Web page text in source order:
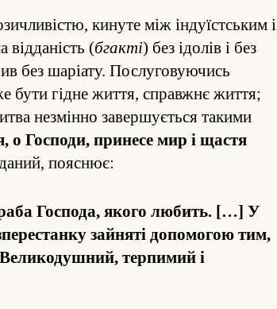
кинуте між інду­їстським і
(бгакті) без ідолів і без
без шаріату. Послуговуючись
бути гідне жи­т­тя, справжнє жи­т­тя;
не­змінно завершується такими
о Господи, принесе мир і щастя
пояснює:
Господа, якого любить. […] У
зайняті допомогою тим,
терпимий і